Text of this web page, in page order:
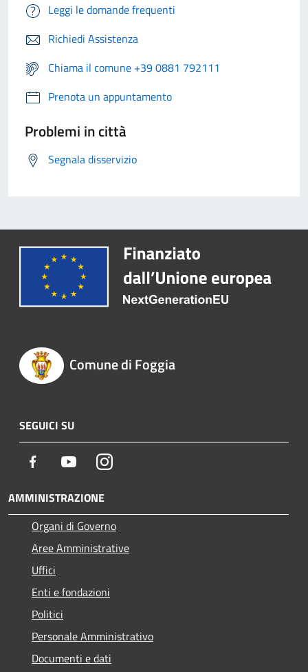
Leggi le domande frequenti
Richiedi Assistenza
Chiama il comune +39 0881 792111
Prenota un appuntamento
Problemi in città
Segnala disservizio
Comune di Foggia
SEGUICI SU
Facebook YoutubeInstagram
AMMINISTRAZIONE
Organi di Governo
Aree Amministrative
Uffici
Enti e fondazioni
Politici
Personale Amministrativo
Documenti e dati